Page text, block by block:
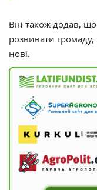
Він також додав,
розвивати громаду,
нові.